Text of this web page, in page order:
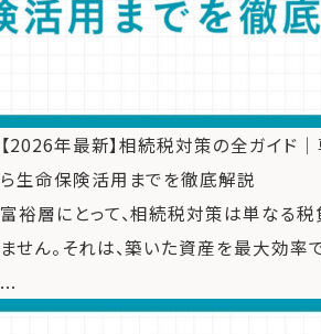
【2026年最新】相続税対策の全ガイド
ら生命保険活用までを徹底解説
富裕層にとって、相続税対策は単なる
ません。それは、築いた資産を最大効
...